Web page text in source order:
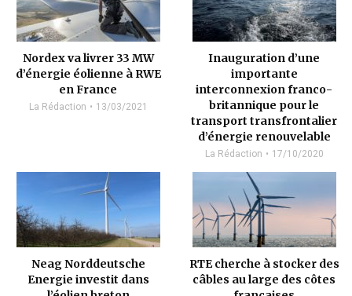
Nordex va livrer 33 MW
d’énergie éolienne à RWE
en France
La Rédaction 13/03/2021
Inauguration d’une
importante
interconnexion franco-
britannique pour le
transport transfrontalier
d’énergie renouvelable
La Rédaction 17/10/2020
Neag Norddeutsche
Energie investit dans
RTE cherche à stocker des
câbles au large des côtes